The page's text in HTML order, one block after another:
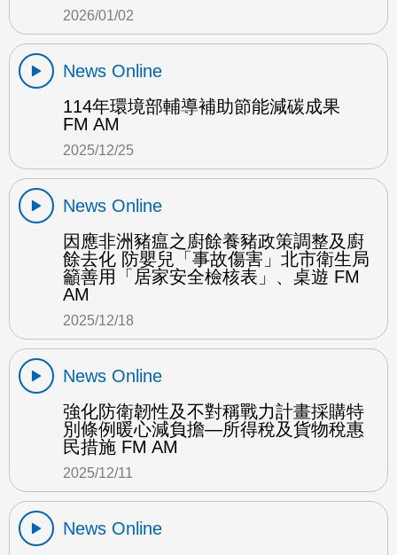
2026/01/02
News Online
114年環境部輔導補助節能減碳成果
FM AM
2025/12/25
News Online
因應非洲豬瘟之廚餘養豬政策調整及廚
餘去化 防嬰兒「事故傷害」北市衛生局
籲善用「居家安全檢核表」、桌遊 FM
AM
2025/12/18
News Online
強化防衛韌性及不對稱戰力計畫採購特
別條例暖心減負擔—所得稅及貨物稅惠
民措施 FM AM
2025/12/11
News Online